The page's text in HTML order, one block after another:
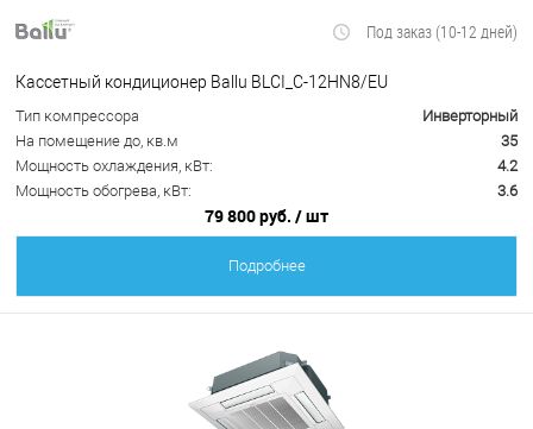
Под заказ (10-12 дней)
Кассетный кондиционер Ballu BLCI_C-12HN8/EU
Тип компрессора
Инверторный
На помещение до, кв.м
35
Мощность охлаждения, кВт:
4.2
Мощность обогрева, кВт:
3.6
79 800 руб. / шт
Подробнее